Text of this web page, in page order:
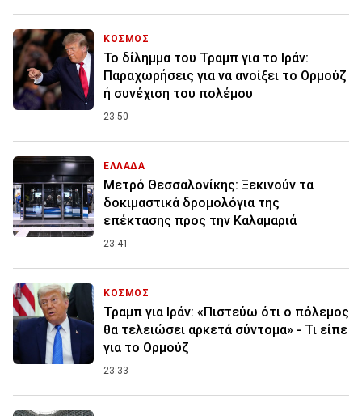
ΚΟΣΜΟΣ
Το δίλημμα του Τραμπ για το Ιράν:
Παραχωρήσεις για να ανοίξει το Ορμούζ
ή συνέχιση του πολέμου
23:50
ΕΛΛΑΔΑ
Μετρό Θεσσαλονίκης: Ξεκινούν τα
δοκιμαστικά δρομολόγια της
επέκτασης προς την Καλαμαριά
23:41
ΚΟΣΜΟΣ
Τραμπ για Ιράν: «Πιστεύω ότι ο πόλεμος
θα τελειώσει αρκετά σύντομα» - Τι είπε
για το Ορμούζ
23:33